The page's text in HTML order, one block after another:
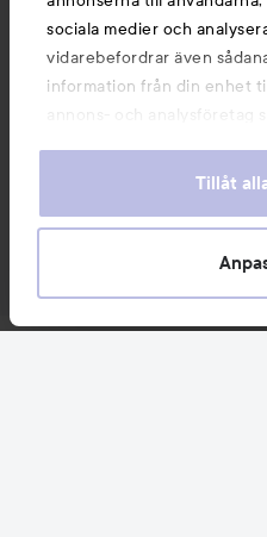
sociala medier och
vidarebefordrar även
information från din enhet
annons- och analysföretag
information som du har
våra cookies vid fortsatt
För information om hur du
Tillåt